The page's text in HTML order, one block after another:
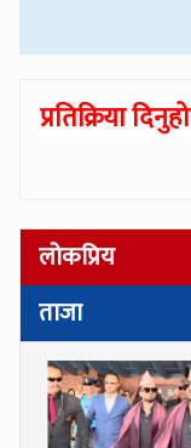
प्रतिक्रिया
लोकप्रिय
ताजा